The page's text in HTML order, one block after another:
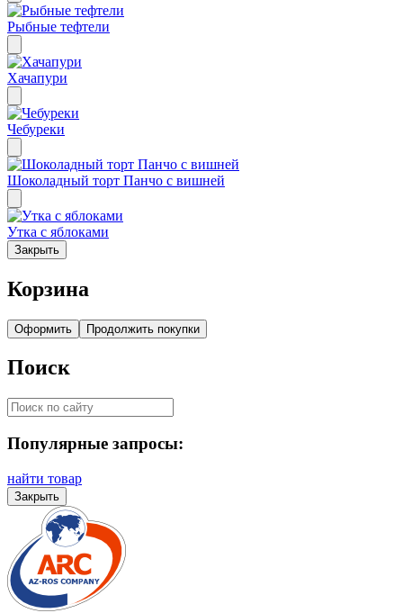
Рыбные тефтели
Хачапури
Чебуреки
Шоколадный торт Панчо с вишней
Утка с яблоками
Закрыть
Корзина
Оформить Продолжить покупки
Поиск
Популярные запросы:
найти товар
Закрыть